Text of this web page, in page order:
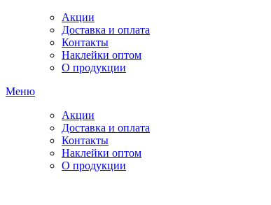
Акции
Доставка и оплата
Контакты
Наклейки оптом
О продукции
Меню
Акции
Доставка и оплата
Контакты
Наклейки оптом
О продукции